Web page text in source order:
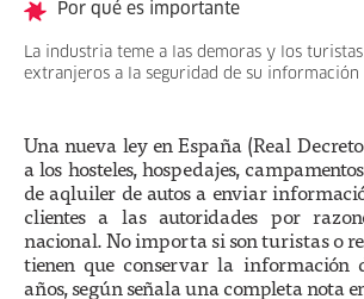
Por qué es importante
La industria teme a las demoras y los
extranjeros a la seguridad de su información
Una nueva ley en España (Real
a los hosteles, hospedajes,
de aqluiler de autos a enviar
clientes a las autoridades por
nacional. No importa si son turistas o
tienen que conservar la
años, según señala una completa nota